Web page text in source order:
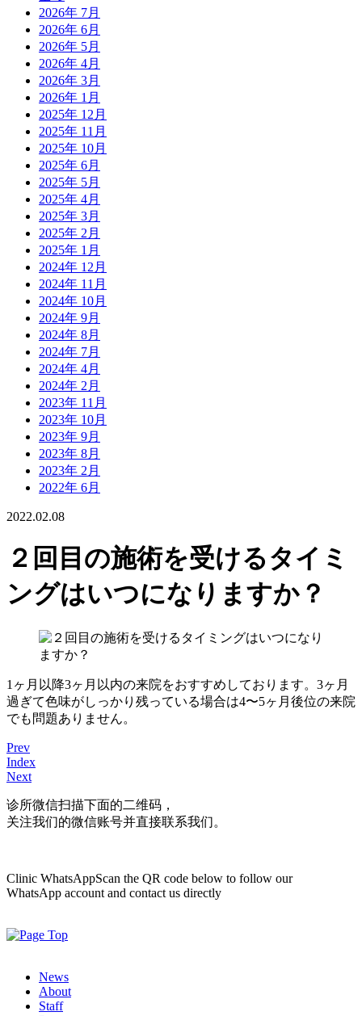
2026年 7月
2026年 6月
2026年 5月
2026年 4月
2026年 3月
2026年 1月
2025年 12月
2025年 11月
2025年 10月
2025年 6月
2025年 5月
2025年 4月
2025年 3月
2025年 2月
2025年 1月
2024年 12月
2024年 11月
2024年 10月
2024年 9月
2024年 8月
2024年 7月
2024年 4月
2024年 2月
2023年 11月
2023年 10月
2023年 9月
2023年 8月
2023年 2月
2022年 6月
2022.02.08
２回目の施術を受けるタイミ
ングはいつになりますか？
1ヶ月以降3ヶ月以内の来院をおすすめしております。3ヶ月
過ぎて色味がしっかり残っている場合は4〜5ヶ月後位の来院
でも問題ありません。
Prev
Index
Next
诊所微信扫描下面的二维码，
关注我们的微信账号并直接联系我们。
Clinic WhatsAppScan the QR code below to follow our
WhatsApp account and contact us directly
News
About
Staff